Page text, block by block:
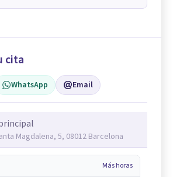
cita
WhatsApp Email
Magdalena, 5, 08012 Barcelona
Más horas